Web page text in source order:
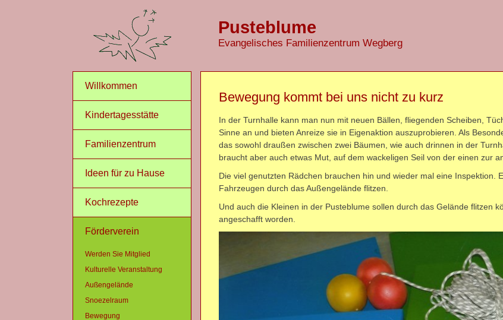
Pusteblume
Evangelisches Familienzentrum Wegberg
Bewegung kommt bei uns nicht zu kurz
In der Turnhalle kann man nun mit neuen Bällen, fliegenden Scheiben,
Sinne an und bieten Anreize sie in Eigenaktion auszuprobieren. Als
das sowohl draußen zwischen zwei Bäumen, wie auch drinnen in der
braucht aber auch etwas Mut, auf dem wackeligen Seil von der einen zur
Die viel genutzten Rädchen brauchen hin und wieder mal eine Inspektion.
Fahrzeugen durch das Außengelände flitzen.
Und auch die Kleinen in der Pusteblume sollen durch das Gelände flitzen
angeschafft worden.
Willkommen
Kindertagesstätte
Familienzentrum
Ideen für zu Hause
Kochrezepte
Förderverein
Werden Sie Mitglied
Kulturelle Veranstaltung
Außengelände
Snoezelraum
Bewegung